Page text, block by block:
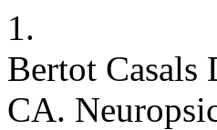
1.
Bertot Casals
CA.